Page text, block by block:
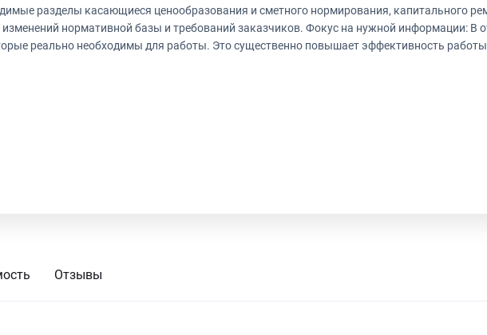
и требований заказчиков. Фокус на нужной информации: В отличие от
реально необходимы для работы. Это существенно повышает эффективность работы
Отзывы